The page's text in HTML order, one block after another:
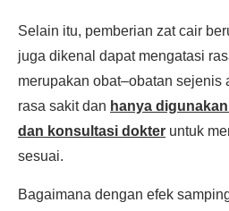
Selain itu, pemberian zat cair
juga dikenal dapat mengatasi
merupakan obat–obatan sejenis
rasa sakit dan hanya
dan konsultasi dokter untuk
sesuai.
Bagaimana dengan efek